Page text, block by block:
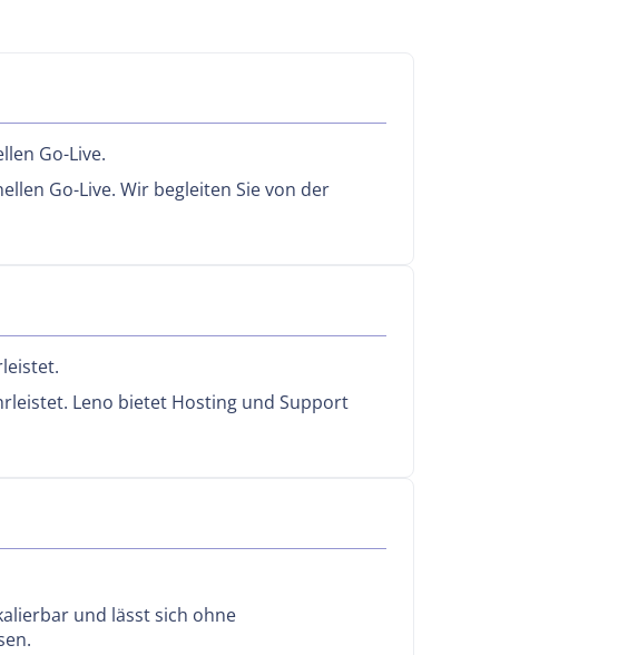
Go-Live.
Go-Live. Wir begleiten Sie von der
Leno bietet Hosting und Support
und lässt sich ohne